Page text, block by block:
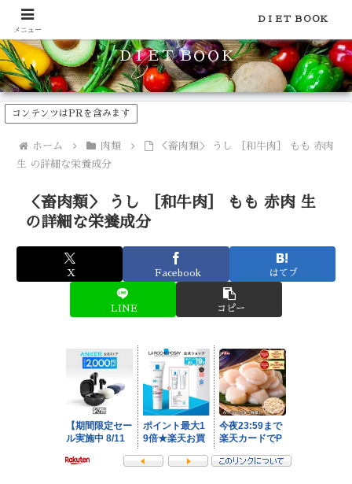
食品のカロリーや糖質などの栄養素がわかる！健康やダイエットに
ＤＩＥＴ ＢＯＯＫ
コンテンツはPRを含みます
ホーム 肉類
＜畜肉類＞ うし ［和牛肉］ もも 赤肉
生 の詳細な栄養成分
＜畜肉類＞ うし ［和牛肉］ もも 赤肉 生
の詳細な栄養成分
X Facebook はてブ
LINE コピー
メニュー
ＤＩＥＴ ＢＯＯＫ